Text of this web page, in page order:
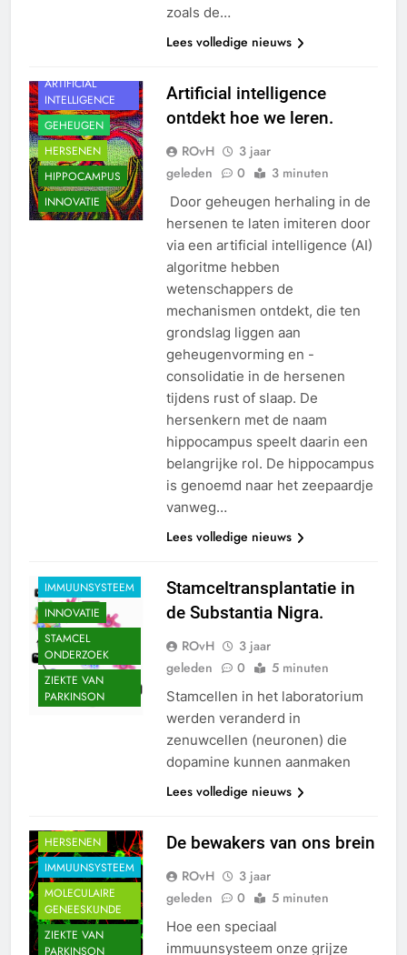
zoals de…
Lees volledige nieuws
ARTIFICIAL
INTELLIGENCE
GEHEUGEN
HERSENEN
HIPPOCAMPUS
INNOVATIE
Artificial intelligence
ontdekt hoe we leren.
ROvH
3 jaar
geleden
0 3 minuten
Door geheugen herhaling in de
hersenen te laten imiteren door
via een artificial intelligence (AI)
algoritme hebben
wetenschappers de
mechanismen ontdekt, die ten
grondslag liggen aan
geheugenvorming en -
consolidatie in de hersenen
tijdens rust of slaap. De
hersenkern met de naam
hippocampus speelt daarin een
belangrijke rol. De hippocampus
is genoemd naar het zeepaardje
vanweg…
Lees volledige nieuws
IMMUUNSYSTEEM
INNOVATIE
STAMCEL
ONDERZOEK
ZIEKTE VAN
PARKINSON
Stamceltransplantatie in
de Substantia Nigra.
ROvH
3 jaar
geleden
0 5 minuten
Stamcellen in het laboratorium
werden veranderd in
zenuwcellen (neuronen) die
dopamine kunnen aanmaken
Lees volledige nieuws
HERSENEN
IMMUUNSYSTEEM
MOLECULAIRE
GENEESKUNDE
ZIEKTE VAN
PARKINSON
De bewakers van ons brein
ROvH
3 jaar
geleden
0 5 minuten
Hoe een speciaal
immuunsysteem onze grijze